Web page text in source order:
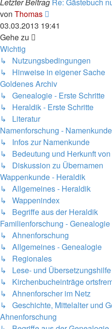
von Thomas
Beitrag
03.03.2013 19:41
Gehe zu
Wichtig
↳ Nutzungsbedingungen
↳ Hinweise in eigener Sache
Goldenes Archiv
↳ Genealogie - Erste Schritte
↳ Heraldik - Erste Schritte
↳ Literatur
Namenforschung -
↳ Infos zur Namenkunde
↳ Bedeutung und Herkunft
↳ Diskussion zu Übernamen
Wappenkunde - Heraldik
↳ Allgemeines - Heraldik
↳ Wappenindex
↳ Begriffe aus der Heraldik
Familienforschung - Genealogie
↳ Ahnenforschung
↳ Allgemeines - Genealogie
↳ Regionales
↳ Lese- und
↳ Kirchenbucheinträge
↳ Ahnenforscher im Netz
↳ Geschichte, Mittelalter und
Ahnenforschung